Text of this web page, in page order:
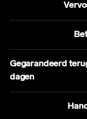
Gegarandeerd
dagen